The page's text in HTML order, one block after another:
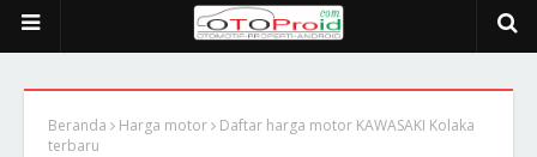
Beranda Harga motor
Daftar harga motor KAWASAKI Kolaka
terbaru